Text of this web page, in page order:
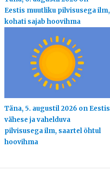
Eestis muutliku pilvisusega ilm,
kohati sajab hoovihma
Täna, 5. augustil 2026 on Eestis
vähese ja vahelduva
pilvisusega ilm, saartel õhtul
hoovihma